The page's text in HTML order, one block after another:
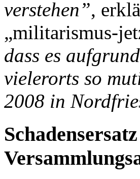
verstehen”,
„militarismus-
dass es
vielerorts so
2008 in